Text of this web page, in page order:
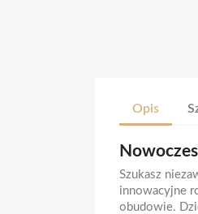
Opis
Szukasz
innowacyjne
obudowie.